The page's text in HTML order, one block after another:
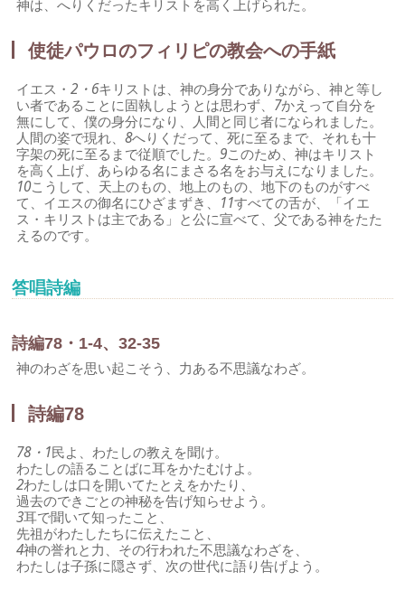
神は、へりくだったキリストを高く上げられた。
使徒パウロのフィリピの教会への手紙
イエス・2・6キリストは、神の身分でありながら、神と等し
い者であることに固執しようとは思わず、 7かえって自分を
無にして、僕の身分になり、人間と同じ者になられました。
人間の姿で現れ、8へりくだって、死に至るまで、それも十
字架の死に至るまで従順でした。9このため、神はキリスト
を高く上げ、あらゆる名にまさる名をお与えになりました。
10こうして、天上のもの、地上のもの、地下のものがすべ
て、イエスの御名にひざまずき、 11すべての舌が、「イエ
ス・キリストは主である」と公に宣べて、父である神をたた
えるのです。
答唱詩編
詩編78・1-4、32-35
神のわざを思い起こそう、力ある不思議なわざ。
詩編78
78・1民よ、わたしの教えを聞け。
わたしの語ることばに耳をかたむけよ。
2わたしは口を開いてたとえをかたり、
過去のできごとの神秘を告げ知らせよう。
3耳で聞いて知ったこと、
先祖がわたしたちに伝えたこと、
4神の誉れと力、その行われた不思議なわざを、
わたしは子孫に隠さず、次の世代に語り告げよう。